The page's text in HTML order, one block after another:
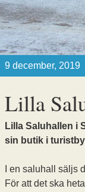
9 december, 2019
Lilla
Lilla Saluhallen i
sin butik i
I en saluhall säljs
För att det ska